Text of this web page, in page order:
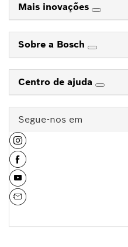
Mais inovações
Sobre a Bosch
Centro de ajuda
Segue-nos em